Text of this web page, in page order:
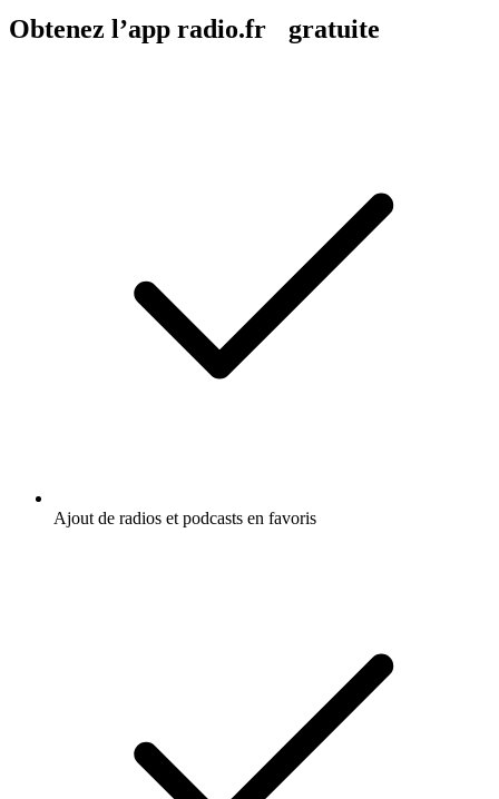
Obtenez l’app radio.fr gratuite
Ajout de radios et podcasts en favoris